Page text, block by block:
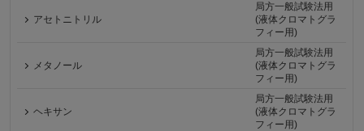
アセトニトリル
局方一般試験法用
(液体クロマトグラ
フィー用)
メタノール
局方一般試験法用
(液体クロマトグラ
フィー用)
ヘキサン
局方一般試験法用
(液体クロマトグラ
フィー用)